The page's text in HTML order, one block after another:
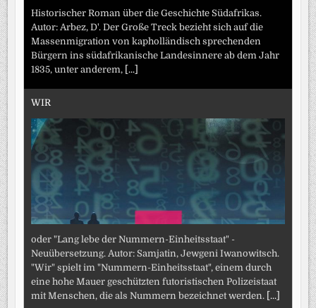
Historischer Roman über die Geschichte Südafrikas.
Autor: Arbez, D'. Der Große Treck bezieht sich auf die
Massenmigration von kapholländisch sprechenden
Bürgern ins südafrikanische Landesinnere ab dem Jahr
1835, unter anderem, [...]
WIR
oder "Lang lebe der Nummern-Einheitsstaat" -
Neuübersetzung. Autor: Samjatin, Jewgeni Iwanowitsch.
"Wir" spielt im "Nummern-Einheitsstaat", einem durch
eine hohe Mauer geschützten futoristischen Polizeistaat
mit Menschen, die als Nummern bezeichnet werden. [...]